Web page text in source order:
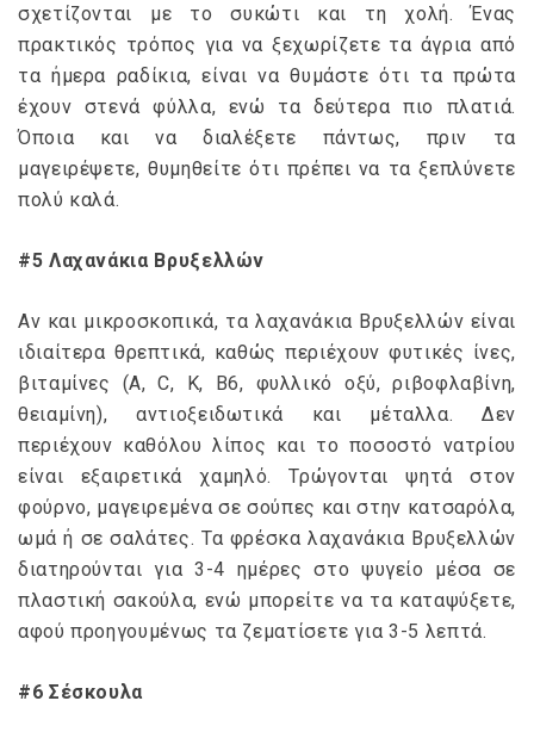
σχετίζονται με το συκώτι και τη χολή. Ένας
πρακτικός τρόπος για να ξεχωρίζετε τα άγρια από
τα ήμερα ραδίκια, είναι να θυμάστε ότι τα πρώτα
έχουν στενά φύλλα, ενώ τα δεύτερα πιο πλατιά.
Όποια και να διαλέξετε πάντως, πριν τα
μαγειρέψετε, θυμηθείτε ότι πρέπει να τα ξεπλύνετε
πολύ καλά.
#5 Λαχανάκια Βρυξελλών
Αν και μικροσκοπικά, τα λαχανάκια Βρυξελλών είναι
ιδιαίτερα θρεπτικά, καθώς περιέχουν φυτικές ίνες,
βιταμίνες (Α, C, Κ, Β6, φυλλικό οξύ, ριβοφλαβίνη,
θειαμίνη), αντιοξειδωτικά και μέταλλα. Δεν
περιέχουν καθόλου λίπος και το ποσοστό νατρίου
είναι εξαιρετικά χαμηλό. Τρώγονται ψητά στον
φούρνο, μαγειρεμένα σε σούπες και στην κατσαρόλα,
ωμά ή σε σαλάτες. Τα φρέσκα λαχανάκια Βρυξελλών
διατηρούνται για 3-4 ημέρες στο ψυγείο μέσα σε
πλαστική σακούλα, ενώ μπορείτε να τα καταψύξετε,
αφού προηγουμένως τα ζεματίσετε για 3-5 λεπτά.
#6 Σέσκουλα